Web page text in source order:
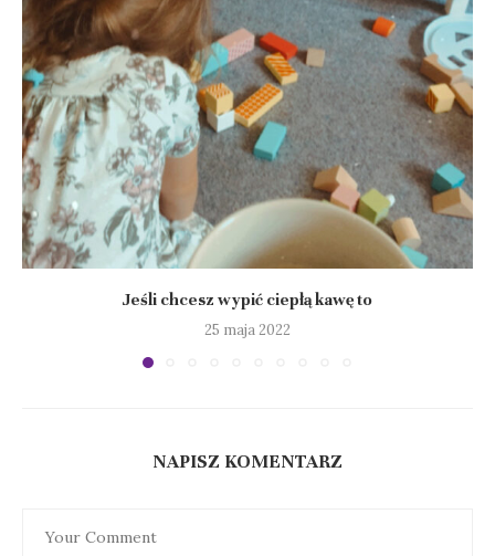
Jeśli chcesz wypić ciepłą kawę to
25 maja 2022
NAPISZ KOMENTARZ